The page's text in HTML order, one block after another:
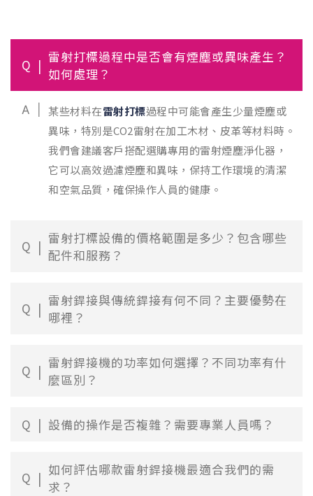
Q
雷射打標過程中是否會有煙塵或異味產生？
如何處理？
A 某些材料在雷射打標過程中可能會產生少量煙塵或
異味，特別是CO2雷射在加工木材、皮革等材料時。
我們會建議客戶搭配選購專用的雷射煙塵淨化器，
它可以高效過濾煙塵和異味，保持工作環境的清潔
和空氣品質，確保操作人員的健康。
Q
雷射打標設備的價格範圍是多少？包含哪些
配件和服務？
Q
雷射銲接與傳統銲接有何不同？主要優勢在
哪裡？
Q
雷射銲接機的功率如何選擇？不同功率有什
麼區別？
Q 設備的操作是否複雜？需要專業人員嗎？
Q
如何評估哪款雷射銲接機最適合我們的需
求？